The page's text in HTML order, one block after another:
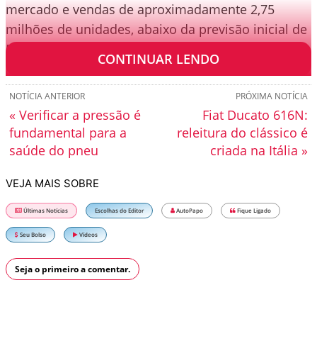
mercado e vendas de aproximadamente 2,75
milhões de unidades, abaixo da previsão inicial de
5%.
CONTINUAR LENDO
PRÓXIMA NOTÍCIA
Fiat Ducato 616N:
releitura do clássico é
criada na Itália »
NOTÍCIA ANTERIOR
« Verificar a pressão é
fundamental para a
saúde do pneu
VEJA MAIS SOBRE
Últimas Notícias Escolhas do Editor AutoPapo Fique Ligado
Seu Bolso Vídeos
Seja o primeiro a comentar.